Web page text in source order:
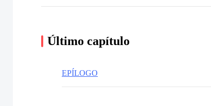
Último capítulo
EPÍLOGO